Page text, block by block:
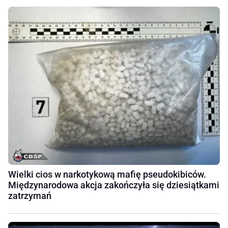
Wielki cios w narkotykową mafię pseudokibiców.
Międzynarodowa akcja zakończyła się dziesiątkami
zatrzymań